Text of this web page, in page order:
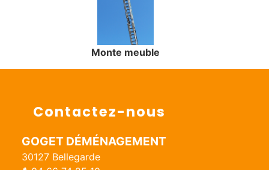
Monte meuble
Contactez-nous
GOGET DÉMÉNAGEMENT
30127 Bellegarde